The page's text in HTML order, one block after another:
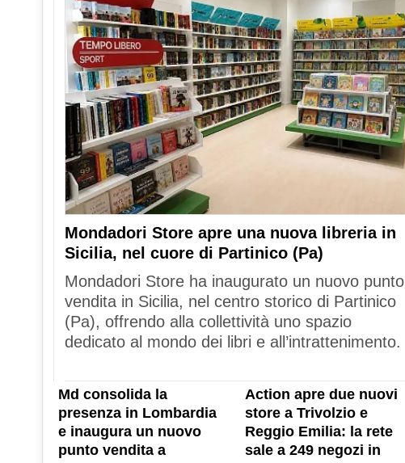
Mondadori Store apre una nuova libreria in
Sicilia, nel cuore di Partinico (Pa)
Mondadori Store ha inaugurato un nuovo punto
vendita in Sicilia, nel centro storico di Partinico
(Pa), offrendo alla collettività uno spazio
dedicato al mondo dei libri e all’intrattenimento.
Md consolida la
presenza in Lombardia
e inaugura un nuovo
punto vendita a
Action apre due nuovi
store a Trivolzio e
Reggio Emilia: la rete
sale a 249 negozi in